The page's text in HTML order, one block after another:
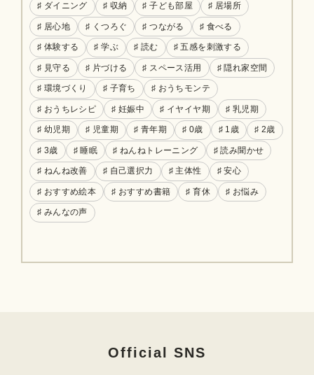
♯ ダイニング ♯ 収納 ♯ 子ども部屋 ♯ 居場所
♯ 居心地 ♯ くつろぐ ♯ つながる ♯ 食べる
♯ 体験する ♯ 学ぶ ♯ 読む ♯ 五感を刺激する
♯ 見守る ♯ 片づける ♯ スペース活用 ♯ 隠れ家空間
♯ 環境づくり ♯ 子育ち ♯ おうちモンテ
♯ おうちレシピ ♯ 妊娠中 ♯ イヤイヤ期 ♯ 乳児期
♯ 幼児期 ♯ 児童期 ♯ 青年期 ♯ 0歳 ♯ 1歳 ♯ 2歳
♯ 3歳 ♯ 睡眠 ♯ ねんねトレーニング ♯ 読み聞かせ
♯ ねんね改善 ♯ 自己選択力 ♯ 主体性 ♯ 安心
♯ おすすめ絵本 ♯ おすすめ書籍 ♯ 育休 ♯ お悩み
♯ みんなの声
Official SNS